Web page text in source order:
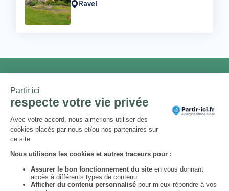
Lieu
:
Ravel
Chaque mois, un thème et une
sélection d'adresses locales et
engagées. Inscrivez-vous à notre
S’abonner